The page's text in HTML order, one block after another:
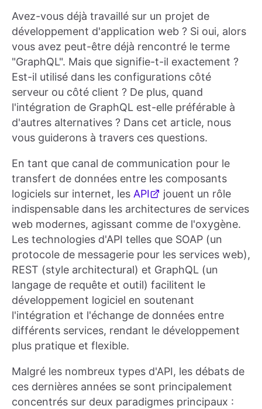
Avez-vous déjà travaillé sur un projet de
développement d'application web ? Si oui, alors
vous avez peut-être déjà rencontré le terme
"GraphQL". Mais que signifie-t-il exactement ?
Est-il utilisé dans les configurations côté
serveur ou côté client ? De plus, quand
l'intégration de GraphQL est-elle préférable à
d'autres alternatives ? Dans cet article, nous
vous guiderons à travers ces questions.
En tant que canal de communication pour le
transfert de données entre les composants
logiciels sur internet, les API
jouent un rôle
indispensable dans les architectures de services
web modernes, agissant comme de l'oxygène.
Les technologies d'API telles que SOAP (un
protocole de messagerie pour les services web),
REST (style architectural) et GraphQL (un
langage de requête et outil) facilitent le
développement logiciel en soutenant
l'intégration et l'échange de données entre
différents services, rendant le développement
plus pratique et flexible.
Malgré les nombreux types d'API, les débats de
ces dernières années se sont principalement
concentrés sur deux paradigmes principaux :